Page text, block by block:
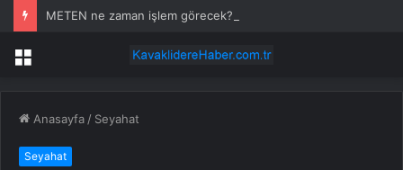
Menü
Anasayfa / Seyahat
Seyahat